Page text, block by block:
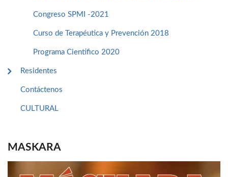
Congreso SPMI -2021
Curso de Terapéutica y Prevención 2018
Programa Cientifico 2020
Residentes
Contáctenos
CULTURAL
MASKARA